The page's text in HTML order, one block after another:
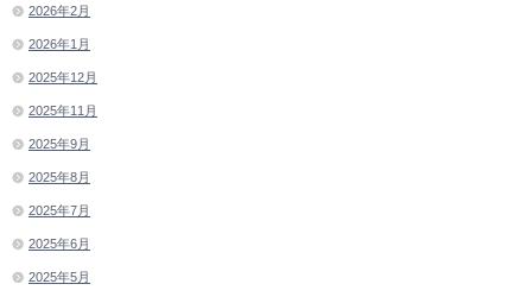
2026年2月
2026年1月
2025年12月
2025年11月
2025年9月
2025年8月
2025年7月
2025年6月
2025年5月